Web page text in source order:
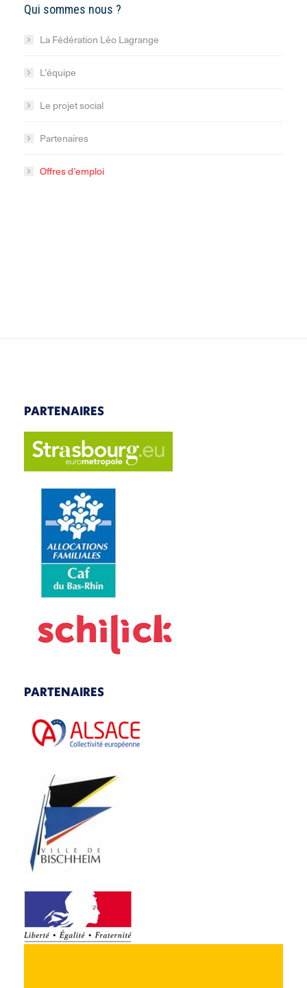
Qui sommes nous ?
La Fédération Léo Lagrange
L’équipe
Le projet social
Partenaires
Offres d’emploi
PARTENAIRES
PARTENAIRES